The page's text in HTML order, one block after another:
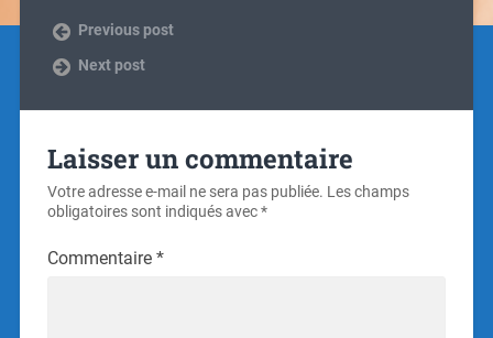
Previous post
Next post
Laisser un commentaire
Votre adresse e-mail ne sera pas publiée. Les champs
obligatoires sont indiqués avec*
Commentaire *